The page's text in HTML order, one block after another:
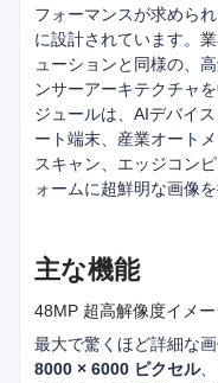
フォーマンスが求めら
に設計されています。
ューションと同様の、
ンサーアーキテクチャ
ジュールは、AIデバイ
ート端末、産業オート
スキャン、エッジコン
ォームに超鮮明な画像を
主な機能
48MP 超高解像度イメ
最大で驚くほど詳細な
8000 × 6000 ピクセル